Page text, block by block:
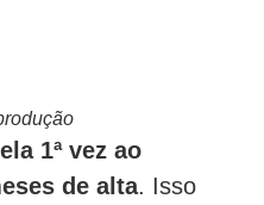
1ª vez ao
de alta. Isso